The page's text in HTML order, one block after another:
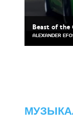
Beast of the
ALEXANDER